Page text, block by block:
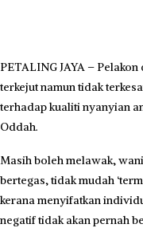
PETALING JAYA –
terkejut namun tidak
terhadap kualiti nyanyian
Oddah.
Masih boleh melawak,
bertegas, tidak mudah
kerana menyifatkan
negatif tidak akan pernah